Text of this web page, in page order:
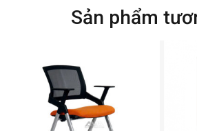
Sản phẩm